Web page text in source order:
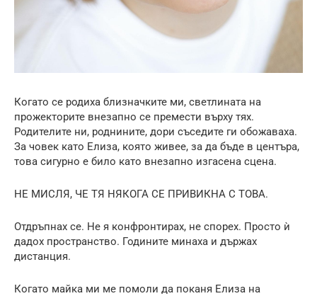
Когато се родиха близначките ми, светлината на
прожекторите внезапно се премести върху тях.
Родителите ни, роднините, дори съседите ги обожаваха.
За човек като Елиза, която живее, за да бъде в центъра,
това сигурно е било като внезапно изгасена сцена.
НЕ МИСЛЯ, ЧЕ ТЯ НЯКОГА СЕ ПРИВИКНА С ТОВА.
Отдръпнах се. Не я конфронтирах, не спорех. Просто ѝ
дадох пространство. Годините минаха и държах
дистанция.
Когато майка ми ме помоли да поканя Елиза на